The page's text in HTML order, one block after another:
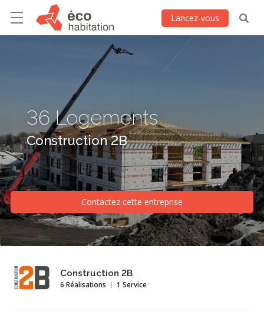
Lancez-vous
36 Logements
Construction 2B
Contactez cette entreprise
Construction 2B
6 Réalisations 1 Service